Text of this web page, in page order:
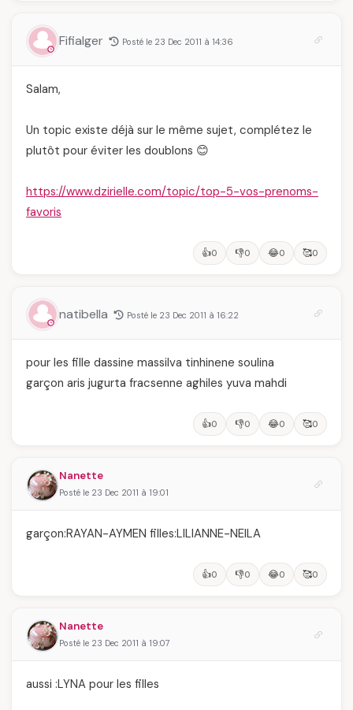
Fifialger Posté le 23 Dec 2011 à 14:36
Salam,
Un topic existe déjà sur le même sujet, complétez le
plutôt pour éviter les doublons 😊
https://www.dzirielle.com/topic/top-5-vos-prenoms-
favoris
👍0 👎0 😂0 🥰0
natibella Posté le 23 Dec 2011 à 16:22
pour les fille dassine massilva tinhinene soulina
garçon aris jugurta fracsenne aghiles yuva mahdi
👍0 👎0 😂0 🥰0
Nanette
Posté le 23 Dec 2011 à 19:01
garçon:RAYAN-AYMEN filles:LILIANNE-NEILA
👍0 👎0 😂0 🥰0
Nanette
Posté le 23 Dec 2011 à 19:07
aussi :LYNA pour les filles